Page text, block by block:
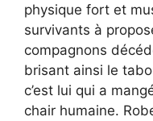
physique fort et
survivants à
compagnons
brisant ainsi le
c’est lui qui a
chair humaine.